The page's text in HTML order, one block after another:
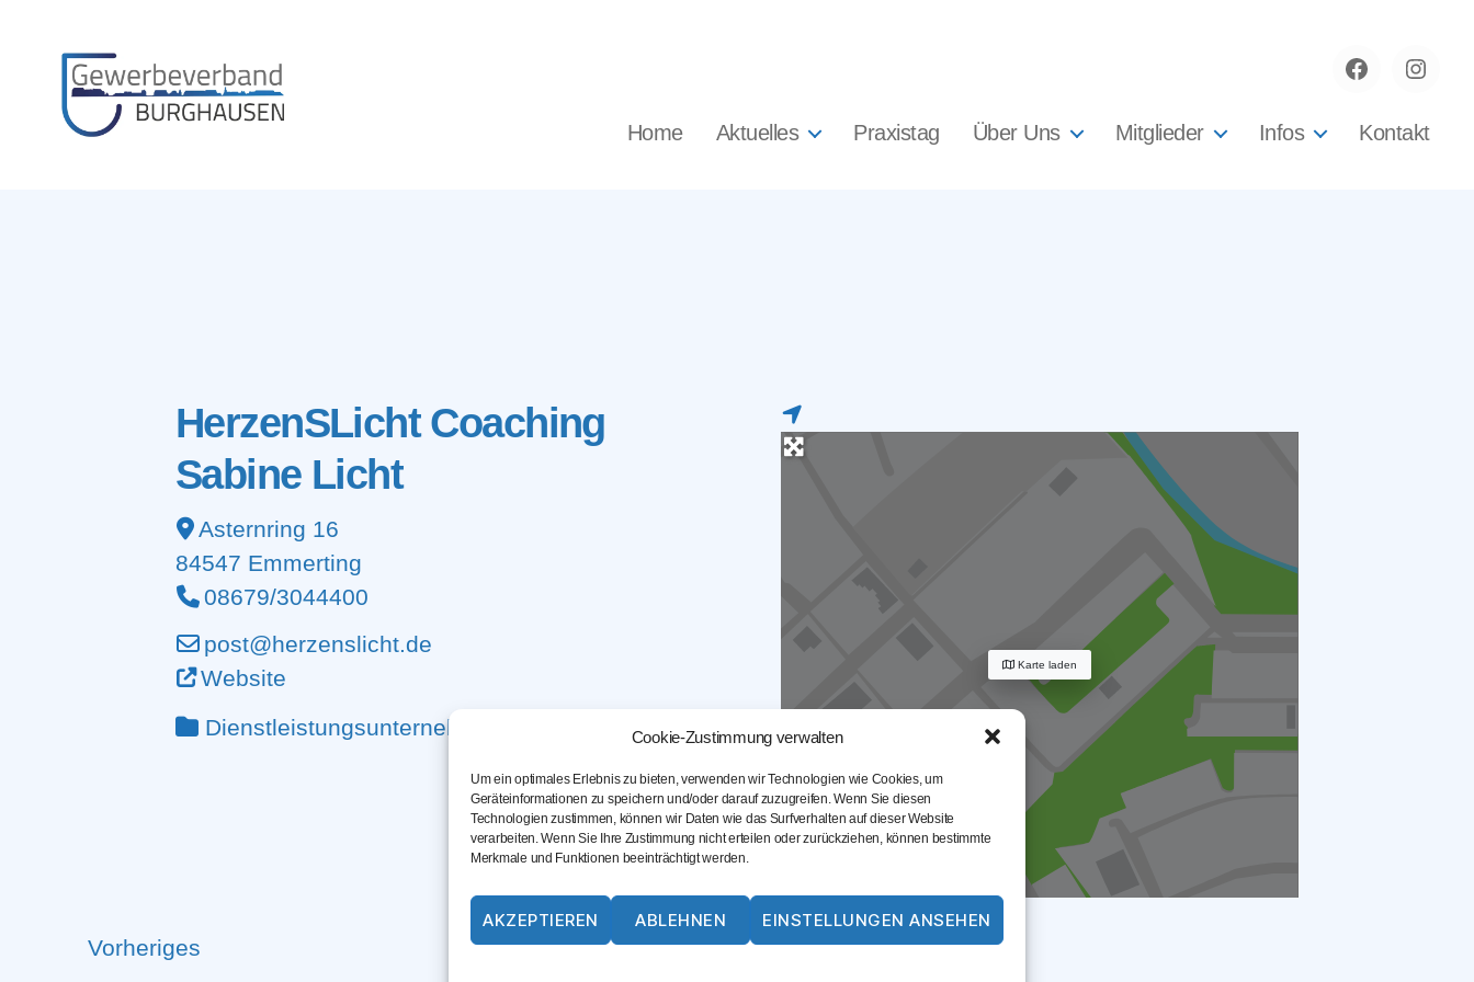
Cookie-Zustimmung verwalten
Um ein optimales Erlebnis zu bieten, verwenden wir Technologien wie Cookies, um
Geräteinformationen zu speichern und/oder darauf zuzugreifen. Wenn Sie diesen
Technologien zustimmen, können wir Daten wie das Surfverhalten auf dieser Website
verarbeiten. Wenn Sie Ihre Zustimmung nicht erteilen oder zurückziehen, können bestimmte
Merkmale und Funktionen beeinträchtigt werden.
AKZEPTIEREN ABLEHNEN EINSTELLUNGEN ANSEHEN
Facebook
Home Aktuelles Praxistag Über Uns Mitglieder Infos Kontakt
HerzenSLicht Coaching
Sabine Licht
Asternring 16
84547 Emmerting
08679/3044400
post@herzenslicht.de
Website
Dienstleistungsunternehmen
Karte laden
Vorheriges